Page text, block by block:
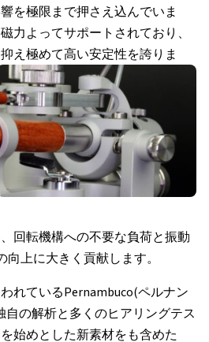
を極限まで押さえ込んでいま
力よってサポートされており、
え極めて高い安定性を誇りま
回転機構への不要な負荷と振動
向上に大きく貢献します。
れているPernambuco(ペルナン
自の解析と多くのヒアリングテス
始めとした新素材をも含めた